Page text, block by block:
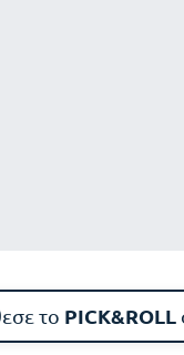
το PICK&ROLL